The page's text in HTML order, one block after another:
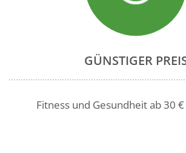
GÜNSTIGER
Fitness und Gesundheit ab 30